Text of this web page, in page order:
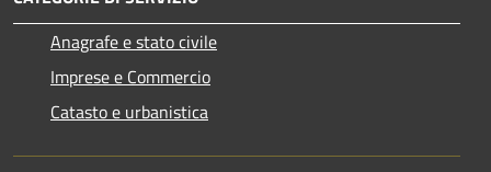
Anagrafe e stato civile
Imprese e Commercio
Catasto e urbanistica